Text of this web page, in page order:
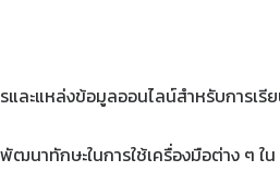
ะแหล่งข้อมูลออนไลน์สำหรับการเรี
นาทักษะในการใช้เครื่องมือต่าง ๆ ใ